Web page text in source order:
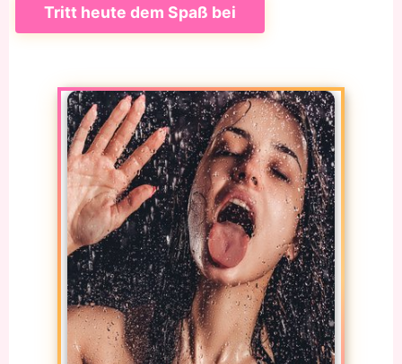
Tritt heute dem Spaß bei